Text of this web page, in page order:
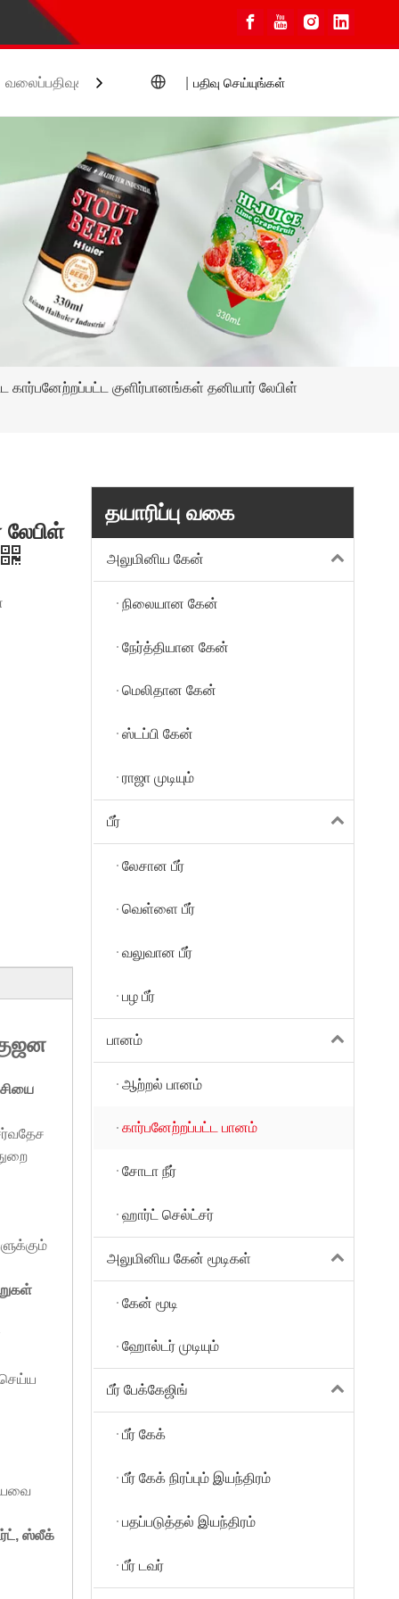
வலைப்பதிவுகள் தொடர்பு கொள்ளவும்
பதிவு செய்யுங்கள்
குளிர்பானங்கள் தனியார் லேபிள்
ஸ்லீக்
தயாரிப்பு வகை
அலுமினிய கேன்
நிலையான கேன்
நேர்த்தியான கேன்
மெலிதான கேன்
ஸ்டப்பி கேன்
ராஜா முடியும்
பீர்
லேசான பீர்
வெள்ளை பீர்
வலுவான பீர்
பழ பீர்
பானம்
ஆற்றல் பானம்
கார்பனேற்றப்பட்ட பானம்
சோடா நீர்
ஹார்ட் செல்ட்சர்
அலுமினிய கேன் மூடிகள்
கேன் மூடி
ஹோல்டர் முடியும்
பீர் பேக்கேஜிங்
பீர் கேக்
பீர் கேக் நிரப்பும் இயந்திரம்
பதப்படுத்தல் இயந்திரம்
பீர் டவர்